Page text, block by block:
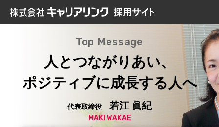
Top Message
人とつながりあい、
ポジティブに成長する人へ
代表取締役 若江 眞紀
MAKI WAKAE